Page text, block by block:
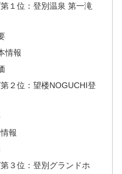
１位：登別温泉 第一滝
情報
２位：望楼NOGUCHI登
報
３位：登別グランドホ